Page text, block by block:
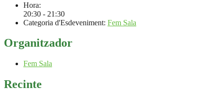
Hora:
20:30 - 21:30
Categoria d'Esdeveniment: Fem Sala
Organitzador
Fem Sala
Recinte